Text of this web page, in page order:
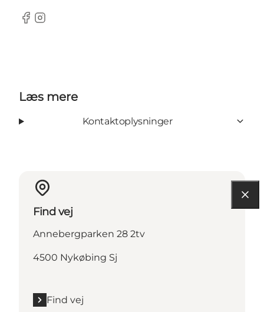
Facebook
Instagram
Læs mere
Kontaktoplysninger
Find vej
Annebergparken 28 2tv
4500 Nykøbing Sj
Find vej